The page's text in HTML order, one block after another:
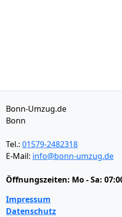
Bonn-Umzug.de
Bonn
Tel.: 01579-2482318
E-Mail: info@bonn-umzug.de
Öffnungszeiten: Mo - Sa:
Impressum
Datenschutz